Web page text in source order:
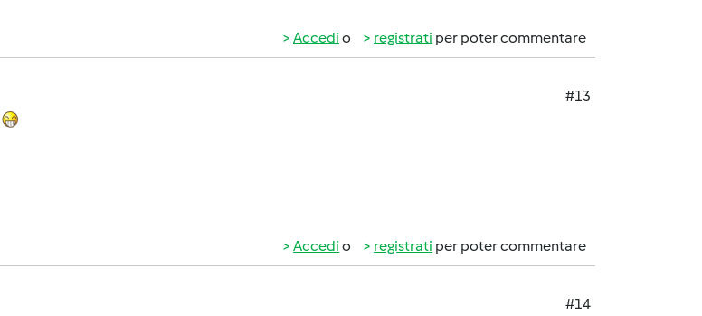
Accedi o registrati per poter commentare
#13
Accedi o registrati per poter commentare
#14